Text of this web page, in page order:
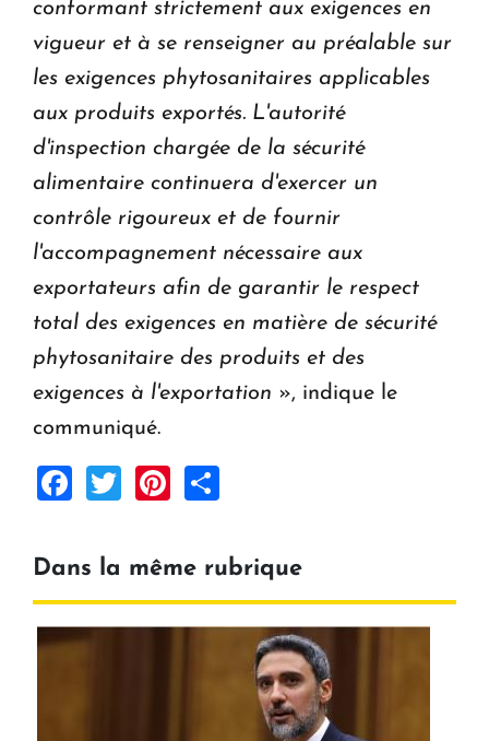
conformant strictement aux exigences en
vigueur et à se renseigner au préalable sur
les exigences phytosanitaires applicables
aux produits exportés. L'autorité
d'inspection chargée de la sécurité
alimentaire continuera d'exercer un
contrôle rigoureux et de fournir
l'accompagnement nécessaire aux
exportateurs afin de garantir le respect
total des exigences en matière de sécurité
phytosanitaire des produits et des
exigences à l'exportation », indique le
communiqué.
Facebook
TwitterPinterest
Dans la même rubrique